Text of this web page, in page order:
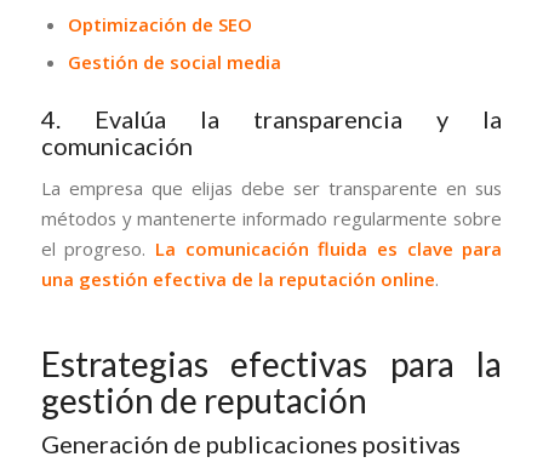
Optimización de SEO
Gestión de social media
4. Evalúa la transparencia y la
comunicación
La empresa que elijas debe ser transparente en sus
métodos y mantenerte informado regularmente sobre
el progreso. La comunicación fluida es clave para
una gestión efectiva de la reputación online.
Estrategias efectivas para la
gestión de reputación
Generación de publicaciones positivas